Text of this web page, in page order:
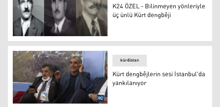
Dengbêjler
K24 ÖZEL - Bilinmeyen yönleriyle
üç ünlü Kürt dengbêji
kürdistan
Kürt dengbêjlerin sesi İstanbul'da
yankılanıyor